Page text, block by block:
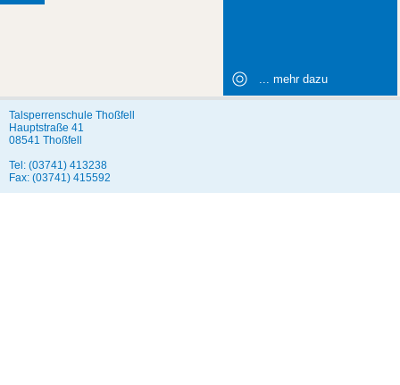
... mehr dazu
Talsperrenschule Thoßfell
Hauptstraße 41
08541 Thoßfell
Tel: (03741) 413238
Fax: (03741) 415592